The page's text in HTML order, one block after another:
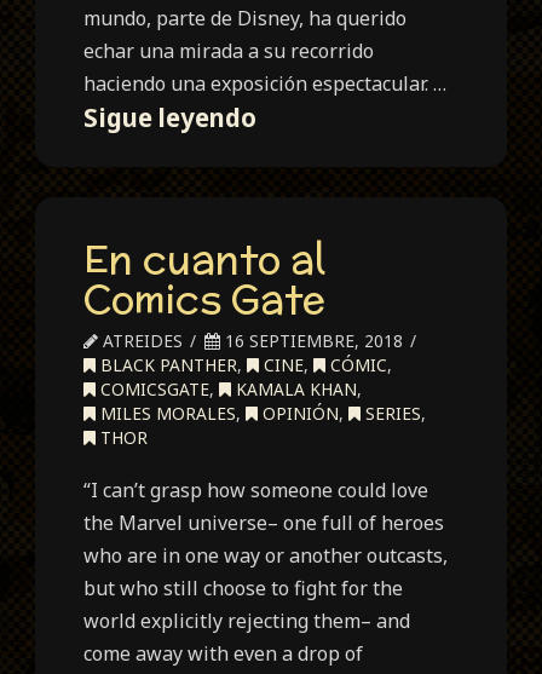
mundo, parte de Disney, ha querido
echar una mirada a su recorrido
haciendo una exposición espectacular. …
Sigue leyendo
Heroes
En cuanto al
Comics Gate
ATREIDES
16 SEPTIEMBRE, 2018
BLACK PANTHER, CINE, CÓMIC,
COMICSGATE, KAMALA KHAN,
MILES MORALES, OPINIÓN, SERIES,
THOR
“I can’t grasp how someone could love
the Marvel universe– one full of heroes
who are in one way or another outcasts,
but who still choose to fight for the
world explicitly rejecting them– and
come away with even a drop of